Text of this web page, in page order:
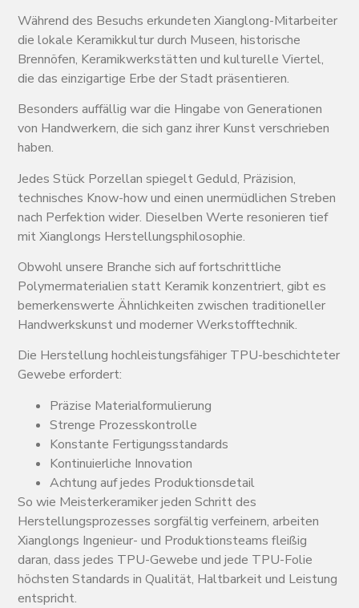
Während des Besuchs erkundeten Xianglong-Mitarbeiter
die lokale Keramikkultur durch Museen, historische
Brennöfen, Keramikwerkstätten und kulturelle Viertel,
die das einzigartige Erbe der Stadt präsentieren.
Besonders auffällig war die Hingabe von Generationen
von Handwerkern, die sich ganz ihrer Kunst verschrieben
haben.
Jedes Stück Porzellan spiegelt Geduld, Präzision,
technisches Know-how und einen unermüdlichen Streben
nach Perfektion wider. Dieselben Werte resonieren tief
mit Xianglongs Herstellungsphilosophie.
Obwohl unsere Branche sich auf fortschrittliche
Polymermaterialien statt Keramik konzentriert, gibt es
bemerkenswerte Ähnlichkeiten zwischen traditioneller
Handwerkskunst und moderner Werkstofftechnik.
Die Herstellung hochleistungsfähiger TPU-beschichteter
Gewebe erfordert:
Präzise Materialformulierung
Strenge Prozesskontrolle
Konstante Fertigungsstandards
Kontinuierliche Innovation
Achtung auf jedes Produktionsdetail
So wie Meisterkeramiker jeden Schritt des
Herstellungsprozesses sorgfältig verfeinern, arbeiten
Xianglongs Ingenieur- und Produktionsteams fleißig
daran, dass jedes TPU-Gewebe und jede TPU-Folie
höchsten Standards in Qualität, Haltbarkeit und Leistung
entspricht.